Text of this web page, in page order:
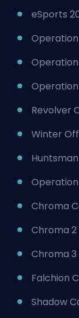
eSports
Revolver
Winter
Chroma
Chroma 2
Chroma 3
Falchion
Shadow